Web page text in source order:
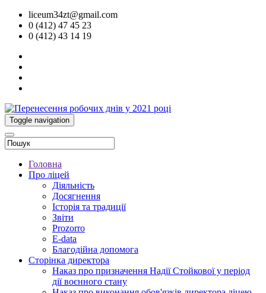
liceum34zt@gmail.com
0 (412) 47 45 23
0 (412) 43 14 19
Toggle navigation
Головна
Про ліцей
Діяльність
Досягнення
Історія та традиції
Звіти
Prozorro
E-data
Благодійна допомога
Сторінка директора
Наказ про призначення Надії Стойкової у період
дії воєнного стану